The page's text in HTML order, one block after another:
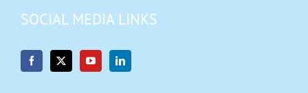
SOCIAL MEDIA LINKS